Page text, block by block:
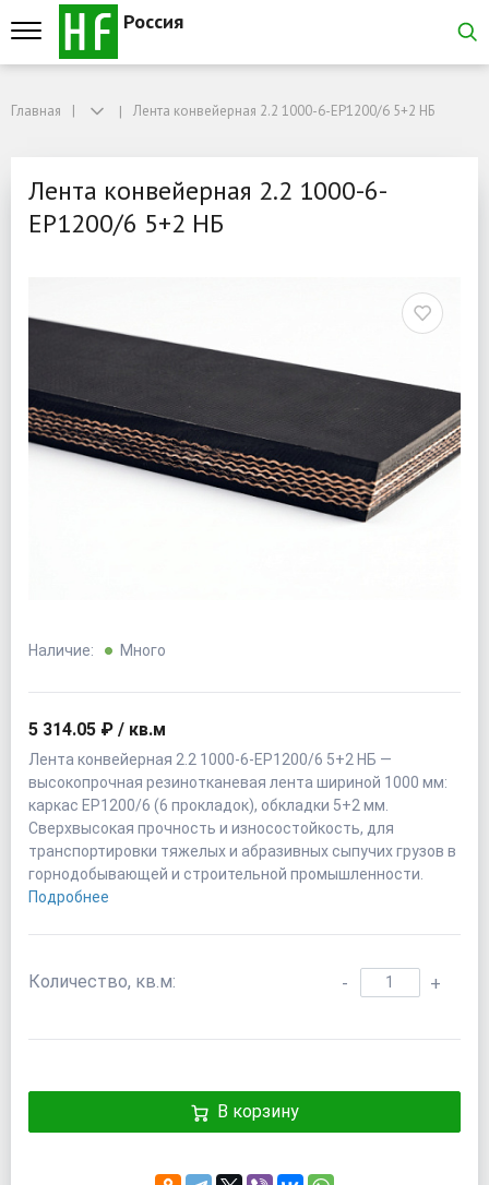
Россия
Лента конвейерная 2.2 1000-6-EP1200/6 5+2 НБ
Главная Лента конвейерная 2.2 1000-6-EP1200/6 5+2 НБ
Лента конвейерная 2.2 1000-6-
EP1200/6 5+2 НБ
Наличие: Много
5 314.05 ₽ / кв.м
Лента конвейерная 2.2 1000-6-EP1200/6 5+2 НБ —
высокопрочная резинотканевая лента шириной 1000 мм:
каркас EP1200/6 (6 прокладок), обкладки 5+2 мм.
Сверхвысокая прочность и износостойкость, для
транспортировки тяжелых и абразивных сыпучих грузов в
горнодобывающей и строительной промышленности.
Подробнее
Количество, кв.м: - +
В корзину